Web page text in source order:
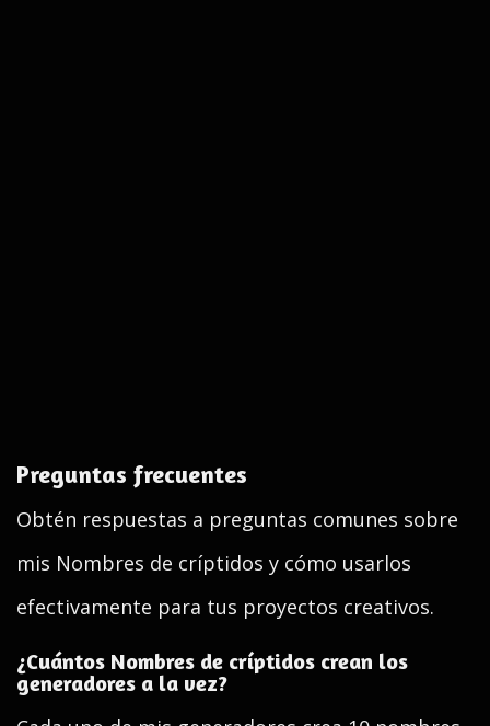
Preguntas frecuentes
Obtén respuestas a preguntas comunes sobre
mis Nombres de críptidos y cómo usarlos
efectivamente para tus proyectos creativos.
¿Cuántos Nombres de críptidos crean los
generadores a la vez?